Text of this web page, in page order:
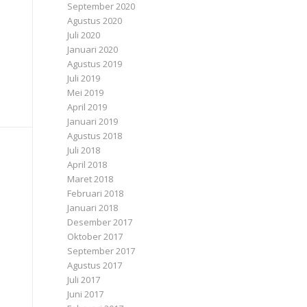
September 2020
Agustus 2020
Juli 2020
Januari 2020
Agustus 2019
Juli 2019
Mei 2019
April 2019
Januari 2019
Agustus 2018
Juli 2018
April 2018
Maret 2018
Februari 2018
Januari 2018
Desember 2017
Oktober 2017
September 2017
Agustus 2017
Juli 2017
Juni 2017